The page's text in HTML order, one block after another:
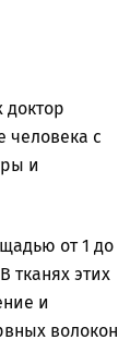
доктор
человека с
и
от 1 до
тканях этих
и
волокон